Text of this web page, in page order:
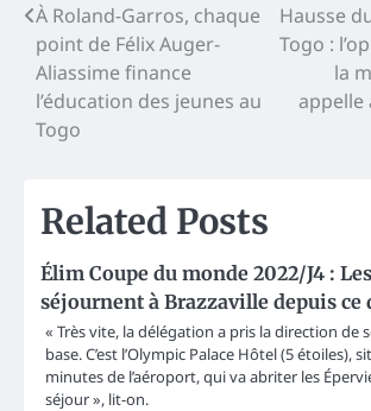
Post
navigation
À Roland-Garros, chaque
point de Félix Auger-
Aliassime finance
l’éducation des jeunes au
Togo
Hausse
Togo :
la
appelle
Related Posts
Élim Coupe du monde 2022/J4 :
séjournent à Brazzaville depuis ce
« Très vite, la délégation a pris la direction de
base. C’est l’Olympic Palace Hôtel (5 étoiles),
minutes de l’aéroport, qui va abriter les
séjour », lit-on.